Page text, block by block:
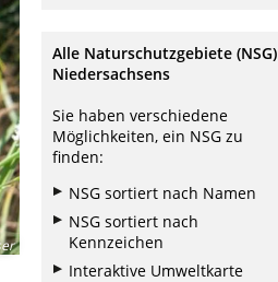
Alle Naturschutzgebiete (NSG)
Niedersachsens
Sie haben verschiedene
Möglichkeiten, ein NSG zu
finden:
NSG sortiert nach Namen
NSG sortiert nach
Kennzeichen
Interaktive Umweltkarte